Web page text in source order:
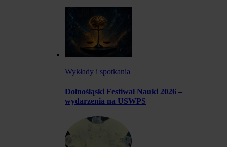
Wykłady i spotkania
Dolnośląski Festiwal Nauki 2026 –
wydarzenia na USWPS